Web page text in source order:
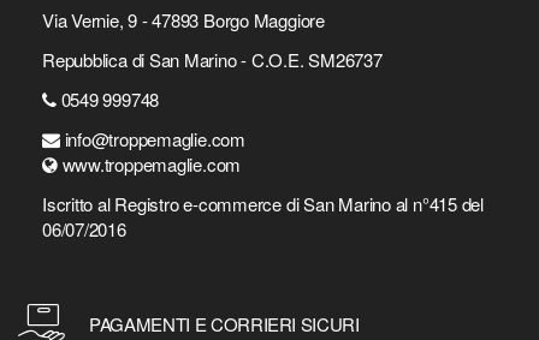
Via Vernie, 9 - 47893 Borgo Maggiore
Repubblica di San Marino - C.O.E. SM26737
0549 999748
info@troppemaglie.com
www.troppemaglie.com
Iscritto al Registro e-commerce di San Marino al n°415 del
06/07/2016
PAGAMENTI E CORRIERI SICURI